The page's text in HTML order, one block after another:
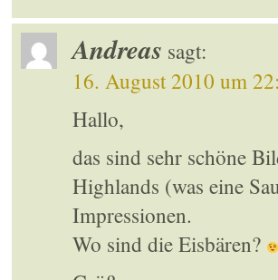
Andreas sagt:
16. August 2010 um
Hallo,
das sind sehr schöne
Highlands (was eine
Impressionen.
Wo sind die Eisbären?